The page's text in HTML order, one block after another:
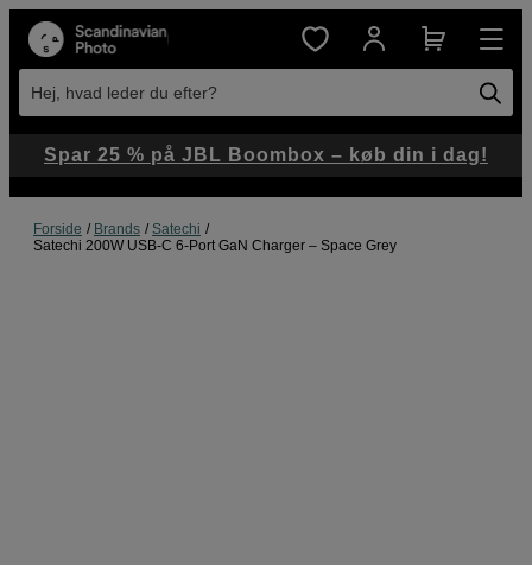
Hej, hvad leder du efter?
Forside Brands
Satechi
Satechi 200W USB-C 6-Port GaN Charger – Space Grey
Spar 25 % på JBL Boombox – køb din i dag!